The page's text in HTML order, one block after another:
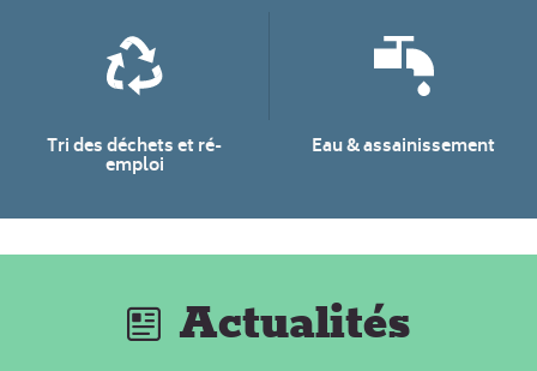
Tri des déchets et ré-
emploi
Eau & assainissement
Actualités